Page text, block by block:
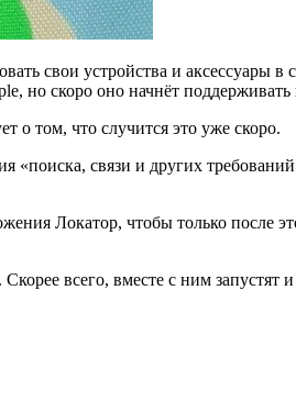
свои устройства и аксессуары
но скоро оно начнёт
о том, что случится это уже скоро.
«поиска, связи и других
Локатор, чтобы только после
всего, вместе с ним запустят